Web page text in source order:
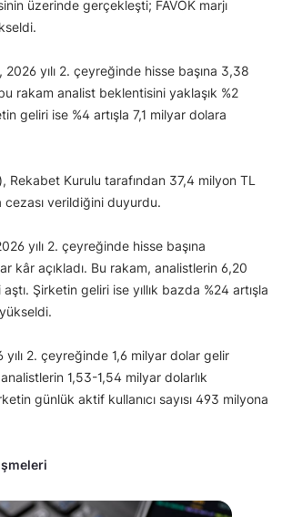
üzerinde gerçekleşti; FAVÖK marjı
2026 yılı 2. çeyreğinde hisse başına 3,38
rakam analist beklentisini yaklaşık %2
geliri ise %4 artışla 7,1 milyar dolara
), Rekabet Kurulu tarafından 37,4 milyon TL
cezası verildiğini duyurdu.
yılı 2. çeyreğinde hisse başına
kâr açıkladı. Bu rakam, analistlerin 6,20
Şirketin geliri ise yıllık bazda %24 artışla
yılı 2. çeyreğinde 1,6 milyar dolar gelir
1,53-1,54 milyar dolarlık
günlük aktif kullanıcı sayısı 493 milyona